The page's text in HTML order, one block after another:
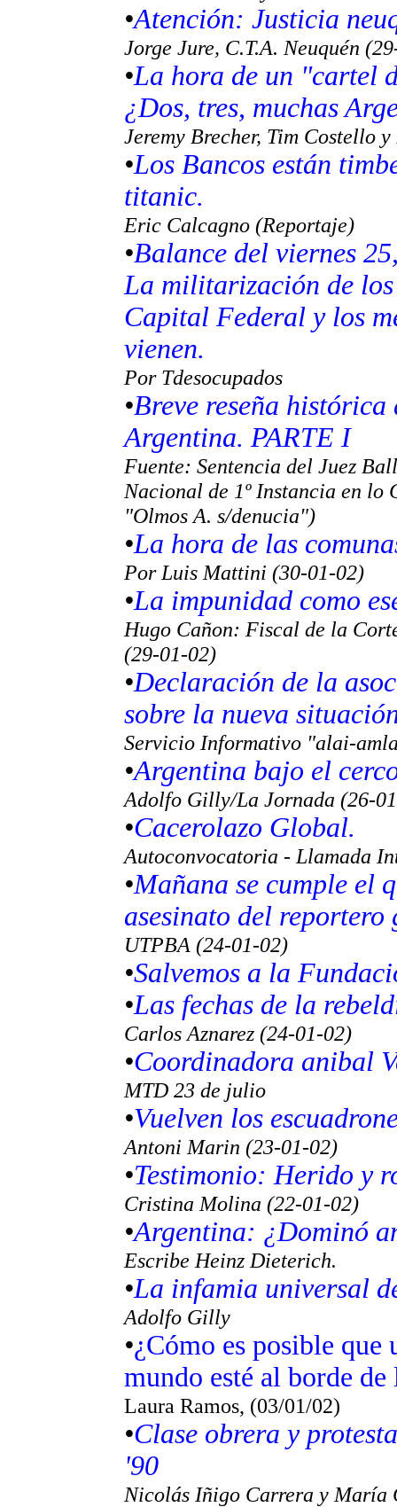
•Atención: Justicia
Jorge Jure, C.T.A. Neuquén
•La hora de un "cartel
¿Dos, tres, muchas
Jeremy Brecher, Tim Costello
•Los Bancos están
titanic.
Eric Calcagno (Reportaje)
•Balance del viernes
La militarización de los
Capital Federal y los
vienen.
Por Tdesocupados
•Breve reseña
Argentina. PARTE I
Fuente: Sentencia del Juez
Nacional de 1º Instancia en
"Olmos A. s/denucia")
•La hora de las
Por Luis Mattini (30-01-02)
•La impunidad como
Hugo Cañon: Fiscal de la
(29-01-02)
•Declaración de la
sobre la nueva
Servicio Informativo "alai-
•Argentina bajo el
Adolfo Gilly/La Jornada (26-
•Cacerolazo Global.
Autoconvocatoria - Llamada
•Mañana se cumple el
asesinato del reportero
UTPBA (24-01-02)
•Salvemos a la
•Las fechas de la
Carlos Aznarez (24-01-02)
•Coordinadora anibal
MTD 23 de julio
•Vuelven los
Antoni Marin (23-01-02)
•Testimonio: Herido y
Cristina Molina (22-01-02)
•Argentina: ¿Dominó
Escribe Heinz Dieterich.
•La infamia universal
Adolfo Gilly
•¿Cómo es posible que
mundo esté al borde de
Laura Ramos, (03/01/02)
•Clase obrera y
'90
Nicolás Iñigo Carrera y María